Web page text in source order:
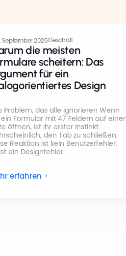
September 2025Geschäft
die meisten
scheitern: Das
für ein
Design
Problem, das alle ignorieren Wenn
ein Formular mit 47 Feldern auf einer
öffnen, ist Ihr erster Instinkt
den Tab zu schließen.
Reaktion ist kein Benutzerfehler.
ein Designfehler.
erfahren